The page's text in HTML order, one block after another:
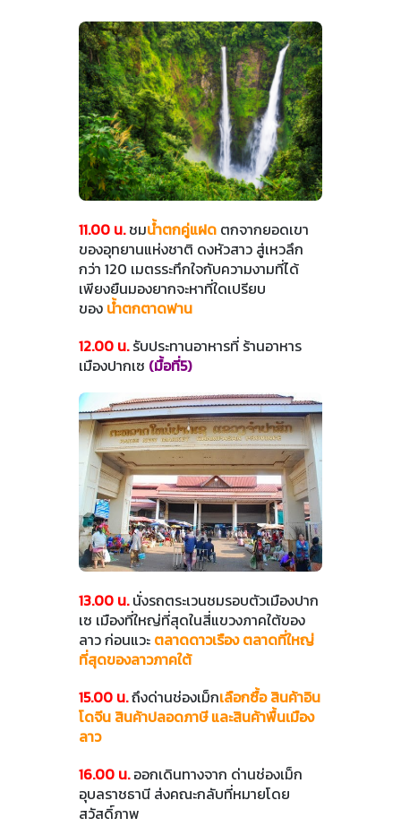
11.00 น.ชมน้ำตกคู่แฝด ตกจากยอดเขา
ของอุทยานแห่งชาติ ดงหัวสาว สู่เหวลึก
กว่า 120 เมตรระทึกใจกับความงามที่ได้
เพียงยืนมองยากจะหาที่ใดเปรียบ
ของ น้ำตกตาดฟาน
12.00 น.รับประทานอาหารที่ ร้านอาหาร
เมืองปากเซ (มื้อที่5)
13.00 น.นั่งรถตระเวนชมรอบตัวเมืองปาก
เซ เมืองที่ใหญ่ที่สุดในสี่แขวงภาคใต้ของ
ลาว ก่อนแวะ ตลาดดาวเรือง ตลาดที่ใหญ่
ที่สุดของลาวภาคใต้
15.00 น.ถึงด่านช่องเม็กเลือกซื้อ สินค้าอิน
โดจีน สินค้าปลอดภาษี และสินค้าพื้นเมือง
ลาว
16.00 น.ออกเดินทางจาก ด่านช่องเม็ก
อุบลราชธานี ส่งคณะกลับที่หมายโดย
สวัสดิ์ภาพ